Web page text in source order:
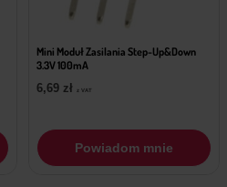
Mini Moduł Zasilania Step-Up&Down
3.3V 100mA
6,69 zł z VAT
Powiadom mnie